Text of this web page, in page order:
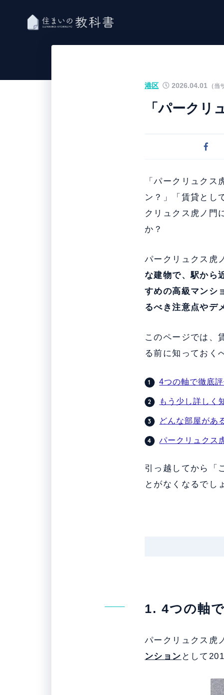
（
港区 2026.04.01
「パークリ
「パークリュクス
ン？」「賃貸とし
クリュクス虎ノ門
か？
パークリュクス虎
な建物で、駅から
すめの高級マンシ
るべき注意点やデ
このページでは、
る前に知っておく
4つの軸で徹底
もう少し詳しく
どんな部屋があ
パークリュクス
引っ越してから「
とがなくなるでし
1. 4つの軸
パークリュクス虎
ンション として